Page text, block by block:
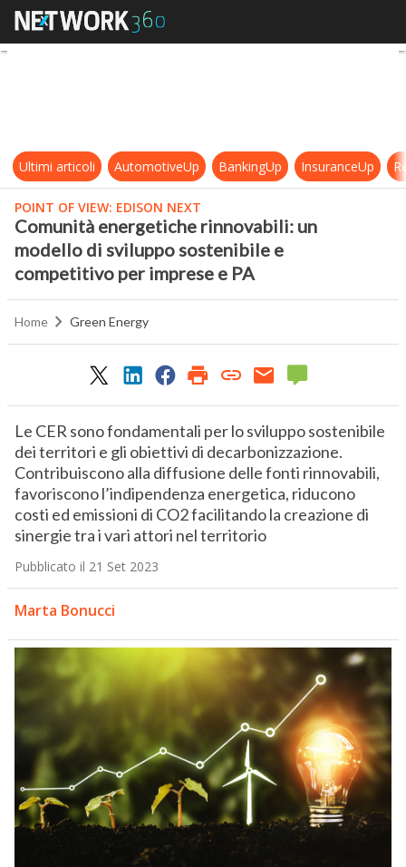
Comunità energetiche
Ultimi articoli AutomotiveUp BankingUp InsuranceUp
POINT OF VIEW: EDISON NEXT
Comunità energetiche rinnovabili: un
modello di sviluppo sostenibile e
competitivo per imprese e PA
Home Green Energy
Le CER sono fondamentali per lo sviluppo sostenibile
dei territori e gli obiettivi di decarbonizzazione.
Contribuiscono alla diffusione delle fonti rinnovabili,
favoriscono l’indipendenza energetica, riducono
costi ed emissioni di CO2 facilitando la creazione di
sinergie tra i vari attori nel territorio
Pubblicato il 21 Set 2023
Marta Bonucci